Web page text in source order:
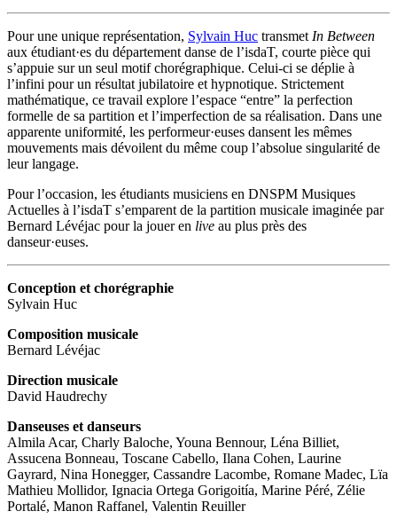
Pour une unique représentation, Sylvain Huc transmet In Between
aux étudiant·es du département danse de l’isdaT, courte pièce qui
s’appuie sur un seul motif chorégraphique. Celui-ci se déplie à
l’infini pour un résultat jubilatoire et hypnotique. Strictement
mathématique, ce travail explore l’espace “entre” la perfection
formelle de sa partition et l’imperfection de sa réalisation. Dans une
apparente uniformité, les performeur·euses dansent les mêmes
mouvements mais dévoilent du même coup l’absolue singularité de
leur langage.
Pour l’occasion, les étudiants musiciens en DNSPM Musiques
Actuelles à l’isdaT s’emparent de la partition musicale imaginée par
Bernard Lévéjac pour la jouer en live au plus près des
danseur·euses.
Conception et chorégraphie
Sylvain Huc
Composition musicale
Bernard Lévéjac
Direction musicale
David Haudrechy
Danseuses et danseurs
Almila Acar, Charly Baloche, Youna Bennour, Léna Billiet,
Assucena Bonneau, Toscane Cabello, Ilana Cohen, Laurine
Gayrard, Nina Honegger, Cassandre Lacombe, Romane Madec, Lïa
Mathieu Mollidor, Ignacia Ortega Gorigoitía, Marine Péré, Zélie
Portalé, Manon Raffanel, Valentin Reuiller